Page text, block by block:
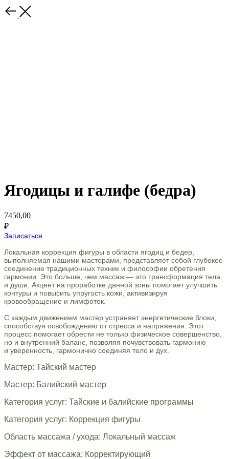
Ягодицы и галифе (бедра)
7450,00
₽
Записаться
Локальная коррекция фигуры в области ягодиц и бедер,
выполняемая нашими мастерами, представляет собой глубокое
соединение традиционных техник и философии обретения
гармонии. Это больше, чем массаж — это трансформация тела
и души. Акцент на проработке данной зоны помогает улучшить
контуры и повысить упругость кожи, активизируя
кровообращение и лимфоток.
С каждым движением мастер устраняет энергетические блоки,
способствуя освобождению от стресса и напряжения. Этот
процесс помогает обрести не только физическое совершенство,
но и внутренний баланс, позволяя почувствовать гармонию
и уверенность, гармонично соединяя тело и дух.
Мастер: Тайский мастер
Мастер: Балийский мастер
Категория услуг: Тайские и балийские программы
Категория услуг: Коррекция фигуры
Область массажа / ухода: Локальный массаж
Эффект от массажа: Корректирующий